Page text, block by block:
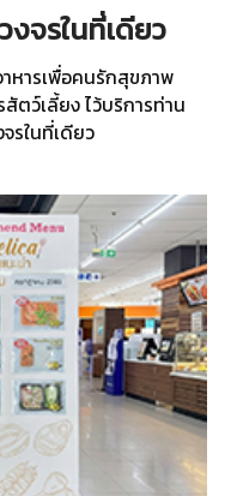
จรในที่เดียว
หารเพื่อคนรักสุขภาพ
สัตว์เลี้ยง ไว้บริการท่าน
รในที่เดียว